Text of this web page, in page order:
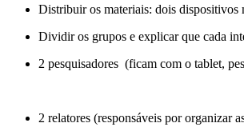
Distribuir os materiais: dois dispositivos
Dividir os grupos e explicar que cada
2 pesquisadores (ficam com o tablet,
2 relatores (responsáveis por organizar